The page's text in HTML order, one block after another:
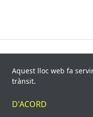
recollides de 840
Aquest lloc web fa
trànsit.
D'ACORD